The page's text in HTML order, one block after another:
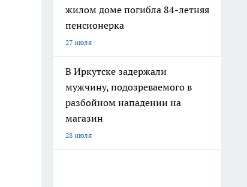
жилом доме погибла 84-летняя
пенсионерка
27 июля
В Иркутске задержали
мужчину, подозреваемого в
разбойном нападении на
магазин
28 июля